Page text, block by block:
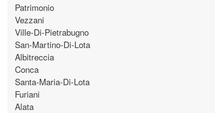
Patrimonio
Vezzani
Ville-Di-Pietrabugno
San-Martino-Di-Lota
Albitreccia
Conca
Santa-Maria-Di-Lota
Furiani
Alata